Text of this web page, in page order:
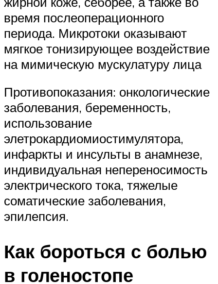
время послеоперационного
периода. Микротоки оказывают
мягкое тонизирующее воздействие
на мимическую мускулатуру лица
Противопоказания: онкологические
заболевания, беременность,
использование
элетрокардиомиостимулятора,
инфаркты и инсульты в анамнезе,
индивидуальная непереносимость
электрического тока, тяжелые
соматические заболевания,
эпилепсия.
Как бороться с болью
в голеностопе